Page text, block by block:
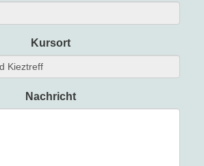
Kursort
Nachricht